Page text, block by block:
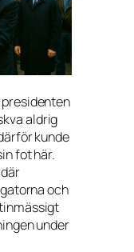
aldrig
kunde
fot här.
och
under